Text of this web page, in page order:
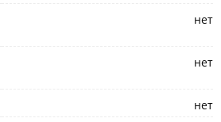
нет
нет
нет